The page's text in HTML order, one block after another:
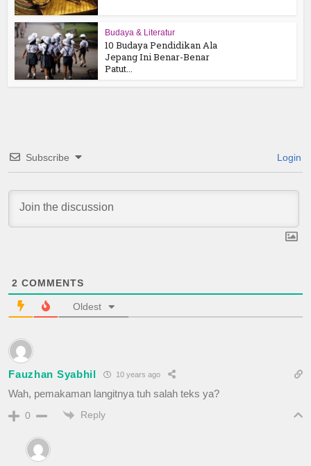
Budaya & Literatur
10 Budaya Pendidikan Ala
Jepang Ini Benar-Benar
Patut...
Subscribe Login
2 COMMENTS
Oldest
Fauzhan Syabhil 10 years ago
Wah, pemakaman langitnya tuh salah teks ya?
0 Reply